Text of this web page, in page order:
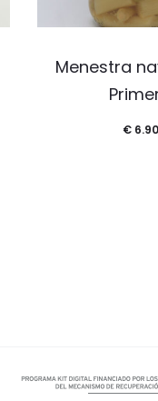
Menestra
€6.90